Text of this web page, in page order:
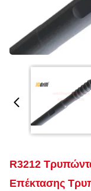
R3212
Επέκτασης